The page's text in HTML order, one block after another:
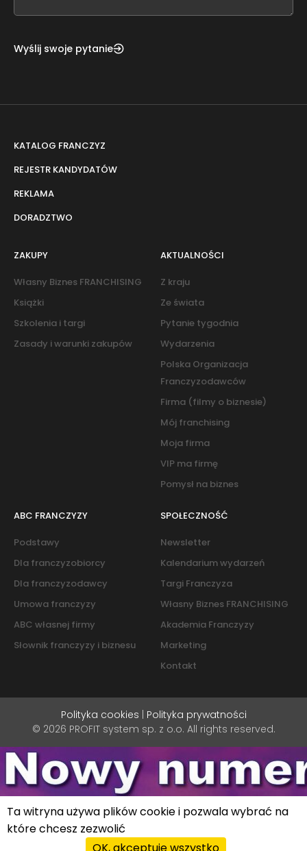
Wyślij swoje pytanie
KATALOG FRANCZYZ
REJESTR KANDYDATÓW
REKLAMA
DORADZTWO
ZAKUPY
Własny Biznes FRANCHISING
Książki
Szkolenia i targi
Zasady i warunki zakupów
AKTUALNOŚCI
Z kraju
Ze świata
Pytanie tygodnia
Wydarzenia
Polska Organizacja
Franczyzodawców
Firma (filmy o biznesie)
Mój franchising
Moja firma
VIP ma firmę
Pomysł na biznes
ABC FRANCZYZY
Podstawy
Dla franczyzobiorcy
Dla franczyzodawcy
Umowa franczyzy
ABC własnej firmy
Słownik franczyzy i biznesu
SPOŁECZNOŚĆ
Newsletter
Kalendarium wydarzeń
Targi Franczyza
Własny Biznes FRANCHISING
Akademia Franczyzy
Marketing
Kontakt
Polityka cookies | Polityka prywatności
© 2026 PROFIT system sp. z o.o. All rights reserved.
Ta witryna używa plików cookie i pozwala wybrać na
które chcesz zezwolić